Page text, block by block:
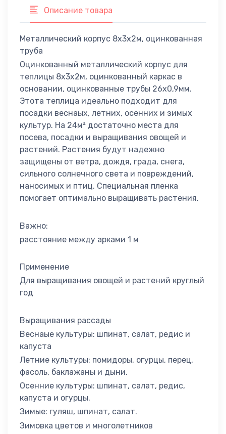
Описание товара
Металлический корпус 8х3х2м, оцинкованная
труба
Оцинкованный металлический корпус для
теплицы 8х3х2м, оцинкованный каркас в
основании, оцинкованные трубы 26х0,9мм.
Этота теплица идеально подходит для
посадки веснаых, летних, осенних и зимых
культур. На 24м² достаточно места для
посева, посадки и выращивания овощей и
растений. Растения будут надежно
защищены от ветра, дождя, града, снега,
сильного солнечного света и повреждений,
наносимых и птиц. Специальная пленка
помогает оптимально выращивать растения.
Важно:
расстояние между арками 1 м
Применение
Для выращивания овощей и растений круглый
год
Выращивания рассады
Веснаые культуры: шпинат, салат, редис и
капуста
Летние культуры: помидоры, огурцы, перец,
фасоль, баклажаны и дыни.
Осенние культуры: шпинат, салат, редис,
капуста и огурцы.
Зимые: гуляш, шпинат, салат.
Зимовка цветов и многолетников